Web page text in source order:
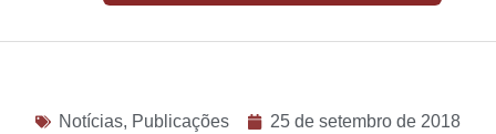
Notícias, Publicações 25 de setembro de 2018